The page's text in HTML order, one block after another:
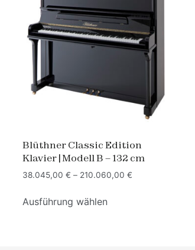
Blüthner Classic Edition
Klavier | Modell B – 132 cm
38.045,00 € – 210.060,00 €
Ausführung wählen